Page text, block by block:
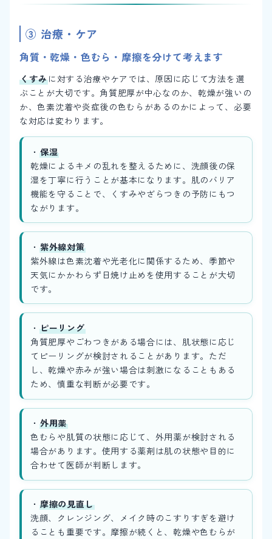
③ 治療・ケア
角質・乾燥・色むら・摩擦を分けて考えます
くすみに対する治療やケアでは、原因に応じて方法を選
ぶことが大切です。角質肥厚が中心なのか、乾燥が強いの
か、色素沈着や炎症後の色むらがあるのかによって、必要
な対応は変わります。
・ 保湿
乾燥によるキメの乱れを整えるために、洗顔後の保
湿を丁寧に行うことが基本になります。肌のバリア
機能を守ることで、くすみやざらつきの予防にもつ
ながります。
・ 紫外線対策
紫外線は色素沈着や光老化に関係するため、季節や
天気にかかわらず日焼け止めを使用することが大切
です。
・ ピーリング
角質肥厚やごわつきがある場合には、肌状態に応じ
てピーリングが検討されることがあります。ただ
し、乾燥や赤みが強い場合は刺激になることもある
ため、慎重な判断が必要です。
・ 外用薬
色むらや肌質の状態に応じて、外用薬が検討される
場合があります。使用する薬剤は肌の状態や目的に
合わせて医師が判断します。
・ 摩擦の見直し
洗顔、クレンジング、メイク時のこすりすぎを避け
ることも重要です。摩擦が続くと、乾燥や色むらが